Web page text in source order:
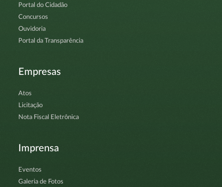
Portal do Cidadão
Concursos
Ouvidoria
Portal da Transparência
Empresas
Atos
Licitação
Nota Fiscal Eletrônica
Imprensa
Eventos
Galeria de Fotos